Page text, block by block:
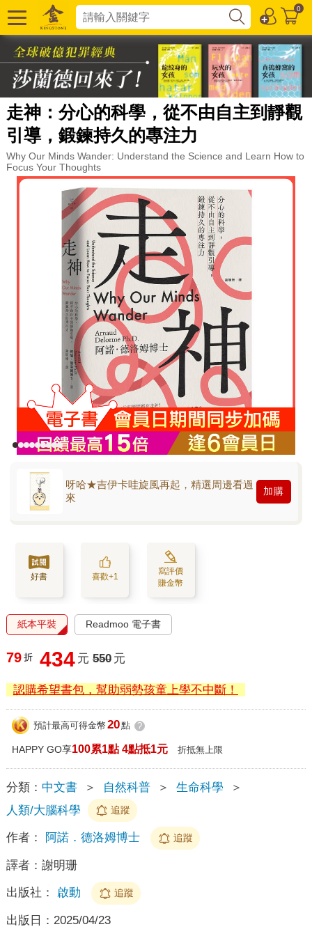
0
走神：分心的科學，從不由自主到靜觀
引導，鍛鍊持久的專注力
Why Our Minds Wander: Understand the Science and Learn How to
Focus Your Thoughts
呀哈★吉伊卡哇旋風再起，精選周邊看過
來
加購
好書 喜歡+1
寫評價
賺金幣
紙本平裝 Readmoo 電子書
79 折 434 元 550 元
認購希望書包，幫助弱勢孩童上學不中斷！
預計最高可得金幣 20點 ?
HAPPY GO享100累1點 4點抵1元 折抵無上限
分類： 中文書 ＞ 自然科普 ＞ 生命科學
＞
人類/大腦科學
追蹤
作者： 阿諾．德洛姆博士 追蹤
譯者： 謝明珊
出版社： 啟動 追蹤
出版日： 2025/04/23